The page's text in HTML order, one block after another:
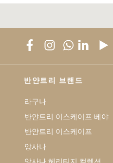
반얀트리 브랜드
라구나
반얀트리 이스케이프 베야
반얀트리 이스케이프
앙사나
앙사나 헤리티지 컬렉션